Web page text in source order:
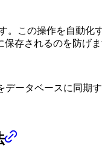
。この操作を自
存されるのを防げま
ータベースに同期